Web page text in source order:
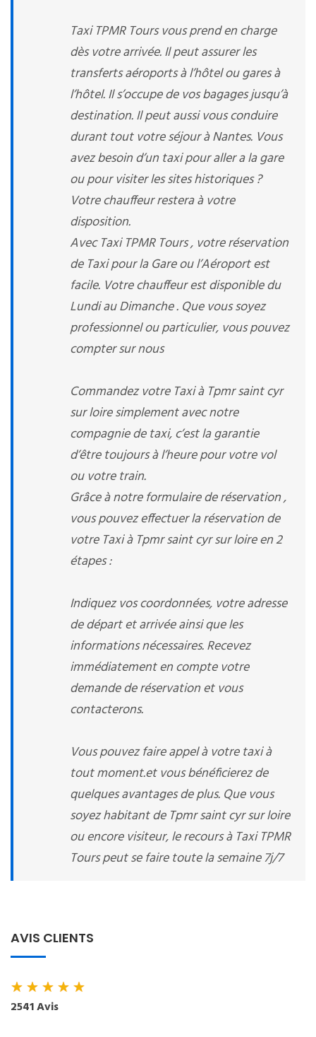
Taxi TPMR Tours vous prend en charge
dès votre arrivée. Il peut assurer les
transferts aéroports à l’hôtel ou gares à
l’hôtel. Il s’occupe de vos bagages jusqu’à
destination. Il peut aussi vous conduire
durant tout votre séjour à Nantes. Vous
avez besoin d’un taxi pour aller a la gare
ou pour visiter les sites historiques ?
Votre chauffeur restera à votre
disposition.
Avec Taxi TPMR Tours , votre réservation
de Taxi pour la Gare ou l’Aéroport est
facile. Votre chauffeur est disponible du
Lundi au Dimanche . Que vous soyez
professionnel ou particulier, vous pouvez
compter sur nous
Commandez votre Taxi à Tpmr saint cyr
sur loire simplement avec notre
compagnie de taxi, c’est la garantie
d’être toujours à l’heure pour votre vol
ou votre train.
Grâce à notre formulaire de réservation ,
vous pouvez effectuer la réservation de
votre Taxi à Tpmr saint cyr sur loire en 2
étapes :
Indiquez vos coordonnées, votre adresse
de départ et arrivée ainsi que les
informations nécessaires. Recevez
immédiatement en compte votre
demande de réservation et vous
contacterons.
Vous pouvez faire appel à votre taxi à
tout moment.et vous bénéficierez de
quelques avantages de plus. Que vous
soyez habitant de Tpmr saint cyr sur loire
ou encore visiteur, le recours à Taxi TPMR
Tours peut se faire toute la semaine 7j/7
AVIS CLIENTS
★★★★★
2541 Avis